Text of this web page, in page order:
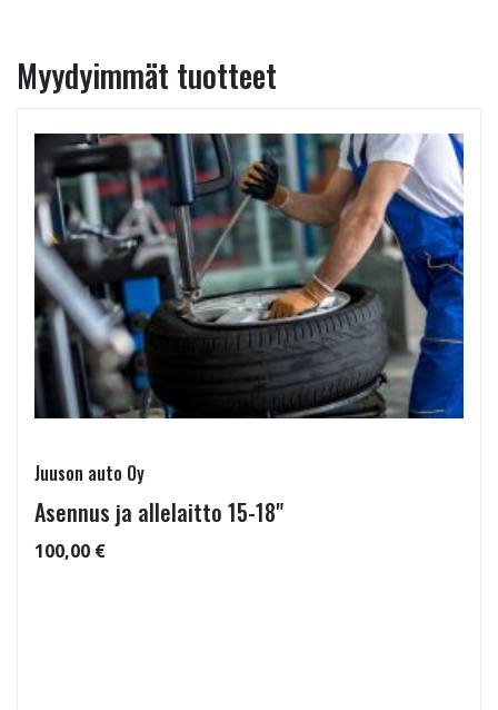
Myydyimmät tuotteet
Juuson auto Oy
Asennus ja allelaitto 15-18"
100,00 €